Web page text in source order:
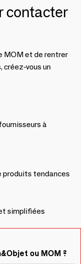
contacter
MOM et de rentrer
créez-vous un
à
produits tendances
simplifiées
ou MOM ?